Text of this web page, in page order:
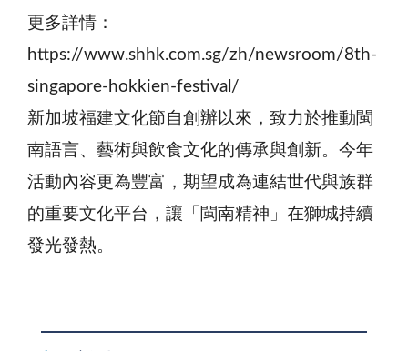
更多詳情：
https://www.shhk.com.sg/zh/newsroom/8th-
singapore-hokkien-festival/
新加坡福建文化節自創辦以來，致力於推動閩
南語言、藝術與飲食文化的傳承與創新。今年
活動內容更為豐富，期望成為連結世代與族群
的重要文化平台，讓「閩南精神」在獅城持續
發光發熱。